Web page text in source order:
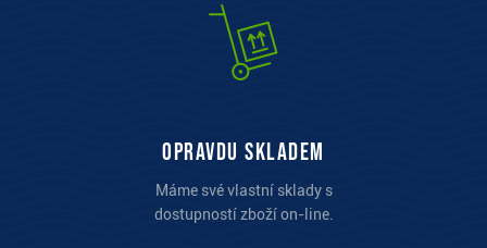
opravdu skladem
Máme své vlastní sklady s
dostupností zboží on-line.